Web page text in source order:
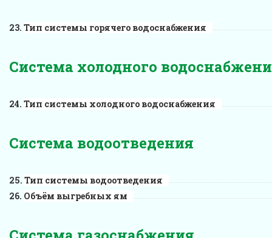
Тип системы горячего водоснабжения
Система холодного
Тип системы холодного водоснабжения
Система водоотведения
Тип системы водоотведения
Объём выгребных ям